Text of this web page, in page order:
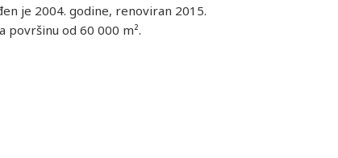
je 2004. godine, renoviran 2015.
površinu od 60 000 m².